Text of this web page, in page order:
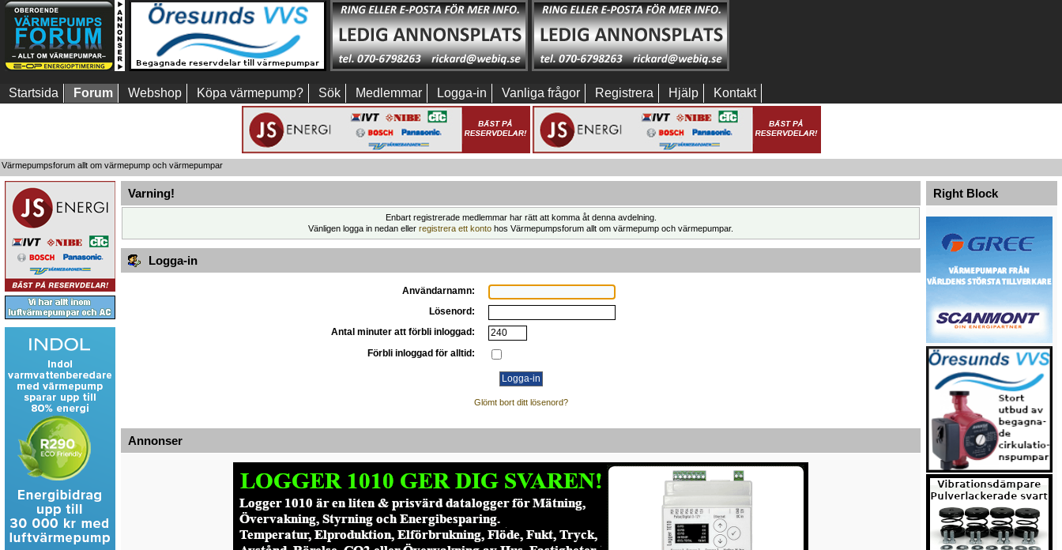
Startsida Forum Webshop Köpa värmepump? Sök Medlemmar Logga-in Vanliga frågor Registrera Hjälp Kontakt
Värmepumpsforum allt om värmepump och värmepumpar
Varning!
Enbart registrerade medlemmar har rätt att komma åt denna avdelning.
Vänligen logga in nedan eller registrera ett konto hos Värmepumpsforum allt om värmepump och värmepumpar.
Logga-in
Användarnamn:
Lösenord:
Antal minuter att förbli inloggad:
Förbli inloggad för alltid:
Glömt bort ditt lösenord?
Annonser
Right Block